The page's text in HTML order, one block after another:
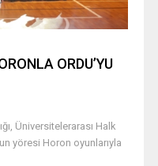
ORDU’YU
Üniversitelerarası Halk
yöresi Horon oyunlarıyla